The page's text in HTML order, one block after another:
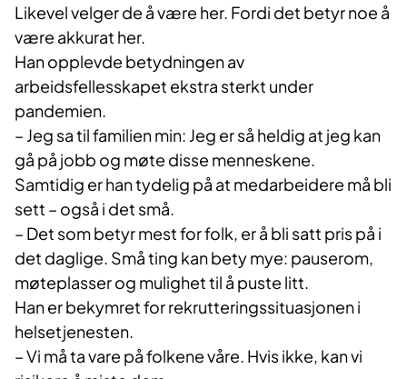
Likevel velger de å være her. Fordi det betyr noe å
være akkurat her.
Han opplevde betydningen av
arbeidsfellesskapet ekstra sterkt under
pandemien.
– Jeg sa til familien min: Jeg er så heldig at jeg kan
gå på jobb og møte disse menneskene.
Samtidig er han tydelig på at medarbeidere må bli
sett – også i det små.
– Det som betyr mest for folk, er å bli satt pris på i
det daglige. Små ting kan bety mye: pauserom,
møteplasser og mulighet til å puste litt.
Han er bekymret for rekrutteringssituasjonen i
helsetjenesten.
– Vi må ta vare på folkene våre. Hvis ikke, kan vi